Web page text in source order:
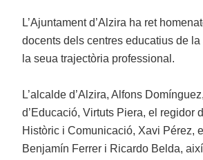
L’Ajuntament d’Alzira ha ret
docents dels centres educatius de
la seua trajectòria professional.
L’alcalde d’Alzira, Alfons
d’Educació, Virtuts Piera, el regidor
Històric i Comunicació, Xavi Pérez,
Benjamín Ferrer i Ricardo Belda,